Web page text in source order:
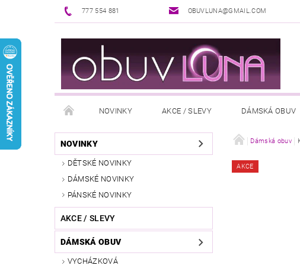
777 554 881 OBUVLUNA@GMAIL.COM
NOVINKY AKCE / SLEVY DÁMSKÁ OBUV
PUNČOCHOVÉ ZBOŽÍ DOPLŇKY K OBUVI
REKLAMAČNÍ ŘÁD OŠETŘOVÁNÍ A ÚDRŽBA
NOVINKY
DĚTSKÉ NOVINKY
DÁMSKÉ NOVINKY
PÁNSKÉ NOVINKY
AKCE / SLEVY
DÁMSKÁ OBUV
VYCHÁZKOVÁ
Dámská obuv
AKCE